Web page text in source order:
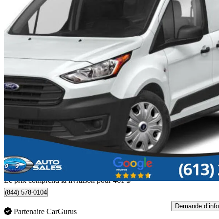
2019 Ford Transit Connect
Cargo XL LWB FWD93 081 km
Aucun prix annoncé Aucune
Livraison à domicile de Ottawa, ON
Le prix comprend la livraison pour 461 $
(844) 578-0104
Partenaire CarGurus
Demande d’info